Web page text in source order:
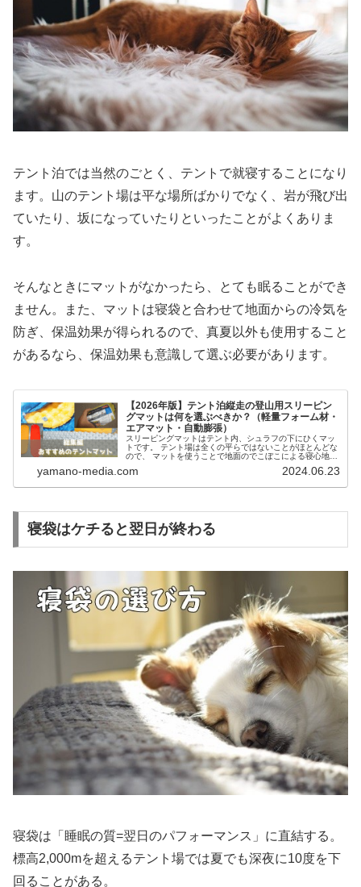
テント泊では当然のごとく、テントで就寝することになり
ます。山のテント場は平な場所ばかりでなく、岩が飛び出
ていたり、坂になっていたりといったことがよくありま
す。
そんなときにマットがなかったら、とても眠ることができ
ません。また、マットは寝袋と合わせて地面からの冷気を
防ぎ、保温効果が得られるので、真夏以外も使用すること
があるなら、保温効果も意識して選ぶ必要があります。
【2026年版】テント泊縦走の登山用スリーピン
グマットは何を選ぶべきか？（軽量フォーム材・
エアマット・自動膨張）
スリーピングマットはテント内、シュラフの下にひくマッ
トです。 テント場は全くの平らではないことがほとんどな
ので、 マットを使うことで地面のでこぼこによる寝心地の
えると、十分な睡眠がとれずに…
yamano-media.com 2024.06.23
寝袋はケチると翌日が終わる
寝袋は「睡眠の質=翌日のパフォーマンス」に直結する。
標高2,000mを超えるテント場では夏でも深夜に10度を下
回ることがある。